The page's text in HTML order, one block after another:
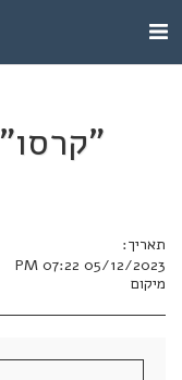
"קרסו" 12-15/5/2023
תאריך:
05/12/2023 07:22 PM
מיקום